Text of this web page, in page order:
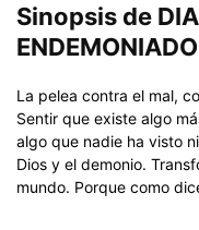
Sinopsis de
ENDEMONIADO
La pelea contra el mal,
Sentir que existe algo
algo que nadie ha visto
Dios y el demonio.
mundo. Porque como